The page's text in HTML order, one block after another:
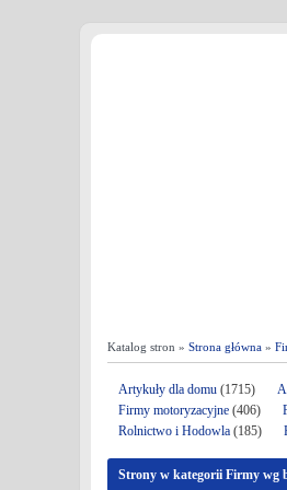
Katalog stron » Strona główna »
Artykuły dla domu (1715)
Firmy motoryzacyjne (406)
Rolnictwo i Hodowla (185)
Strony w kategorii Firmy wg